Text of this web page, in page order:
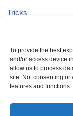
To provide the best
and/or access device
allow us to process
site. Not consenting or
features and functions.
Tricks
Uncategorized
Vegane Kuchen